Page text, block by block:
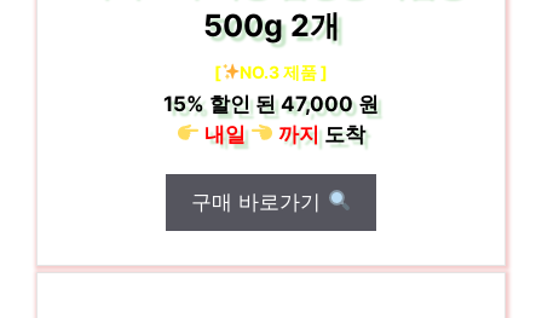
500g 2개
[ NO.3 제품 ]
15% 할인 된47,000 원
내일
까지도착
구매 바로가기